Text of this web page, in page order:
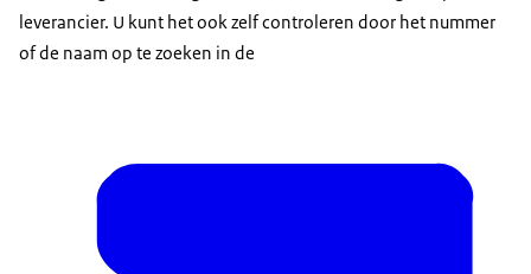
leverancier. U kunt het ook zelf controleren door het nummer
of de naam op te zoeken in de